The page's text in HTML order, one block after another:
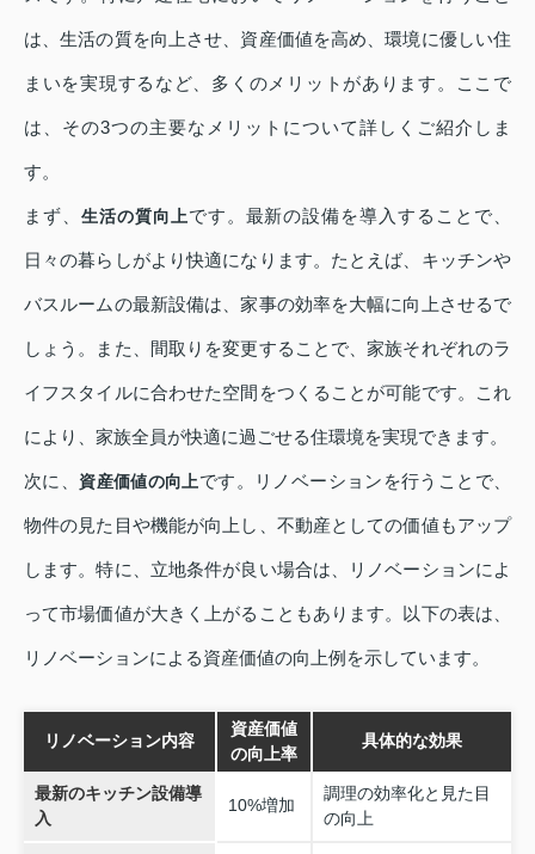
は、生活の質を向上させ、資産価値を高め、環境に優しい住
まいを実現するなど、多くのメリットがあります。ここで
は、その3つの主要なメリットについて詳しくご紹介しま
す。
まず、 生活の質向上です。最新の設備を導入することで、
日々の暮らしがより快適になります。たとえば、キッチンや
バスルームの最新設備は、家事の効率を大幅に向上させるで
しょう。また、間取りを変更することで、家族それぞれのラ
イフスタイルに合わせた空間をつくることが可能です。これ
により、家族全員が快適に過ごせる住環境を実現できます。
次に、 資産価値の向上です。リノベーションを行うことで、
物件の見た目や機能が向上し、不動産としての価値もアップ
します。特に、立地条件が良い場合は、リノベーションによ
って市場価値が大きく上がることもあります。以下の表は、
リノベーションによる資産価値の向上例を示しています。
リノベーション内容
資産価値
の向上率
具体的な効果
最新のキッチン設備導
入
10%増加
調理の効率化と見た目
の向上